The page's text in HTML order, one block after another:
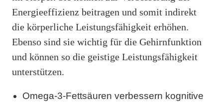
Energieeffizienz beitragen und somit indirekt
die körperliche Leistungsfähigkeit erhöhen.
Ebenso sind sie wichtig für die Gehirnfunktion
und können so die geistige Leistungsfähigkeit
unterstützen.
Omega-3-Fettsäuren verbessern kognitive